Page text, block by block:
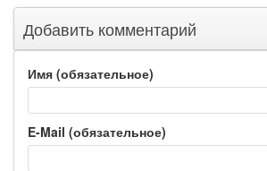
Добавить комментарий
Имя (обязательное)
E-Mail (обязательное)